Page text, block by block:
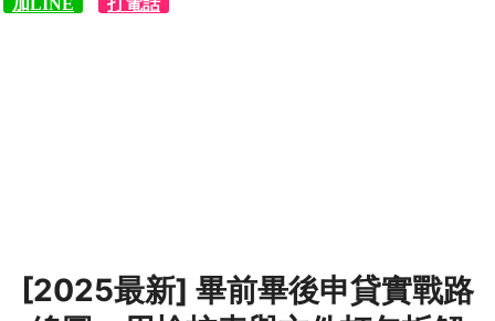
[2025最新] 畢前畢後申貸實戰路